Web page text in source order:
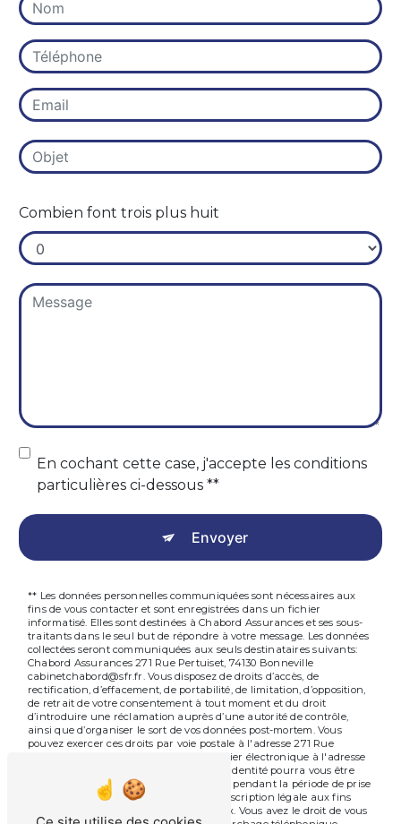
Combien font trois plus huit
En cochant cette case, j'accepte les conditions
particulières ci-dessous **
Envoyer
** Les données personnelles communiquées sont nécessaires aux
fins de vous contacter et sont enregistrées dans un fichier
informatisé. Elles sont destinées à Chabord Assurances et ses sous-
traitants dans le seul but de répondre à votre message. Les données
collectées seront communiquées aux seuls destinataires suivants:
Chabord Assurances 271 Rue Pertuiset, 74130 Bonneville
cabinetchabord@sfr.fr. Vous disposez de droits d’accès, de
rectification, d’effacement, de portabilité, de limitation, d’opposition,
de retrait de votre consentement à tout moment et du droit
d’introduire une réclamation auprès d’une autorité de contrôle,
ainsi que d’organiser le sort de vos données post-mortem. Vous
pouvez exercer ces droits par voie postale à l'adresse 271 Rue
Pertuiset, 74130 Bonneville ou par courrier électronique à l'adresse
cabinetchabord@sfr.fr. Un justificatif d'identité pourra vous être
demandé. Nous conservons vos données pendant la période de prise
de contact puis pendant la durée de prescription légale aux fins
probatoires et de gestion des contentieux. Vous avez le droit de vous